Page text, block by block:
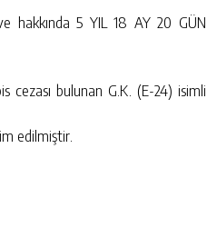
ve hakkında 5 YIL 18 AY 20 GÜN
cezası bulunan G.K. (E-24) isimli
edilmiştir.